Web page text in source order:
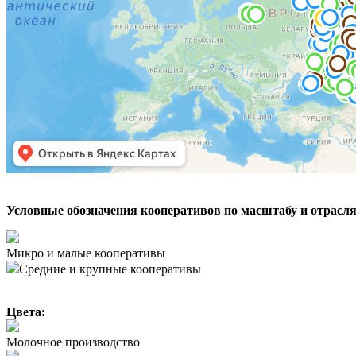
Условные обозначения кооперативов по масштабу и
Микро и малые кооперативы
Средние и крупные кооперативы
Цвета:
Молочное производство